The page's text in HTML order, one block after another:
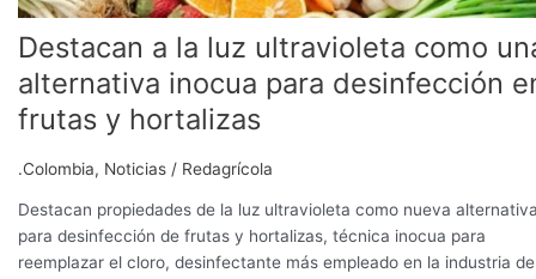
Destacan a la luz ultravioleta como
alternativa inocua para desinfección
frutas y hortalizas
.Colombia, Noticias / Redagrícola
Destacan propiedades de la luz ultravioleta como nueva
para desinfección de frutas y hortalizas, técnica inocua para
reemplazar el cloro, desinfectante más empleado en la industria de
y
hortalizas